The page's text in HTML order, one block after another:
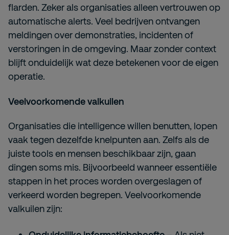
flarden. Zeker als organisaties alleen vertrouwen op
automatische alerts. Veel bedrijven ontvangen
meldingen over demonstraties, incidenten of
verstoringen in de omgeving. Maar zonder context
blijft onduidelijk wat deze betekenen voor de eigen
operatie.
Veelvoorkomende valkuilen
Organisaties die intelligence willen benutten, lopen
vaak tegen dezelfde knelpunten aan. Zelfs als de
juiste tools en mensen beschikbaar zijn, gaan
dingen soms mis. Bijvoorbeeld wanneer essentiële
stappen in het proces worden overgeslagen of
verkeerd worden begrepen. Veelvoorkomende
valkuilen zijn: